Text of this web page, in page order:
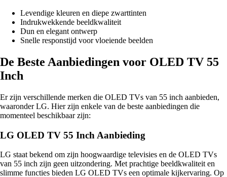
Levendige kleuren en diepe zwarttinten
Indrukwekkende beeldkwaliteit
Dun en elegant ontwerp
Snelle responstijd voor vloeiende beelden
De Beste Aanbiedingen voor OLED TV 55
Inch
Er zijn verschillende merken die OLED TVs van 55 inch aanbieden,
waaronder LG. Hier zijn enkele van de beste aanbiedingen die
momenteel beschikbaar zijn:
LG OLED TV 55 Inch Aanbieding
LG staat bekend om zijn hoogwaardige televisies en de OLED TVs
van 55 inch zijn geen uitzondering. Met prachtige beeldkwaliteit en
slimme functies bieden LG OLED TVs een optimale kijkervaring. Op